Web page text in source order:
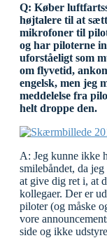
Q: Køber
højtalere til at
mikrofoner til
og har piloterne
uforståeligt som
om flyvetid,
engelsk, men jeg
meddelelse fra
helt droppe den.
A: Jeg kunne ikke
smilebåndet, da
at give dig ret i, at
kollegaer. Der er
piloter (og måske
vore
side og ikke